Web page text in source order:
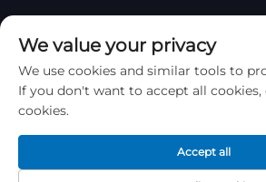
Copyright © 2025 par Jinan
Bridge Precision Machinery
Politique de
Remonter en haut
We value your privacy
We use cookies and similar tools to
If you don't want to accept all cookies,
cookies.
Accept all